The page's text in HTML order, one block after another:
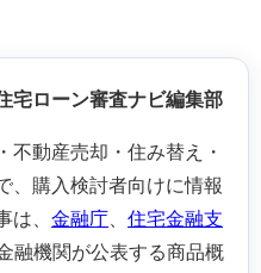
宅ローン審査ナビ編集部
不動産売却・住み替え・
、購入検討者向けに情報
は、 金融庁
住宅金融支
融機関が公表する商品概